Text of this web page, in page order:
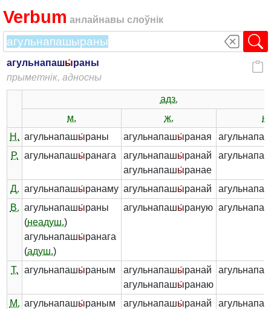
Verbum анлайнавы слоўнік
агульнапашы́раны
прыметнік, адносны
адз.
м.
ж.
н.
Н. агульнапашы́раны агульнапашы́раная
Р.
агульнапашы́ранага агульнапашы́ранай
агульнапашы́ранае
Д. агульнапашы́ранаму агульнапашы́ранай
В. агульнапашы́раны
(неадуш.)
агульнапашы́ранага
(адуш.)
агульнапашы́раную
Т. агульнапашы́раным агульнапашы́ранай
агульнапашы́ранаю
М. агульнапашы́раным агульнапашы́ранай